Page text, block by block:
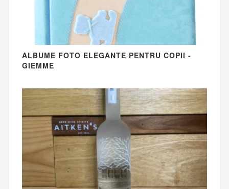
ALBUME FOTO ELEGANTE PENTRU COPII -
GIEMME